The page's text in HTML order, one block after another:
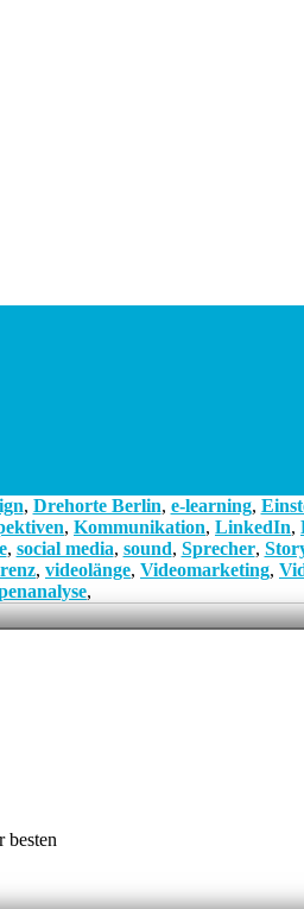
, Drehorte Berlin, e-learning,
, Kommunikation, LinkedIn,
, social media, sound, Sprecher,
, videolänge, Videomarketing,
,
besten